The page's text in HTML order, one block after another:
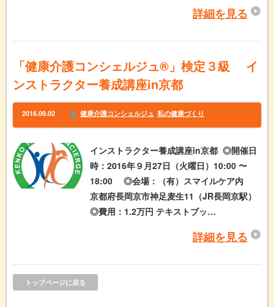
詳細を見る
「健康介護コンシェルジュ®」検定３級 イ
ンストラクター養成講座in京都
2016.09.02 健康介護コンシェルジュ 私の健康づくり
インストラクター養成講座in京都 ◎開催日
時：2016年９月27日（火曜日）10:00 〜
18:00 ◎会場：（有）スマイルケア内
京都府長岡京市神足麦生11（JR長岡京駅）
◎費用：1.2万円 テキストブッ…
詳細を見る
トップページに戻る